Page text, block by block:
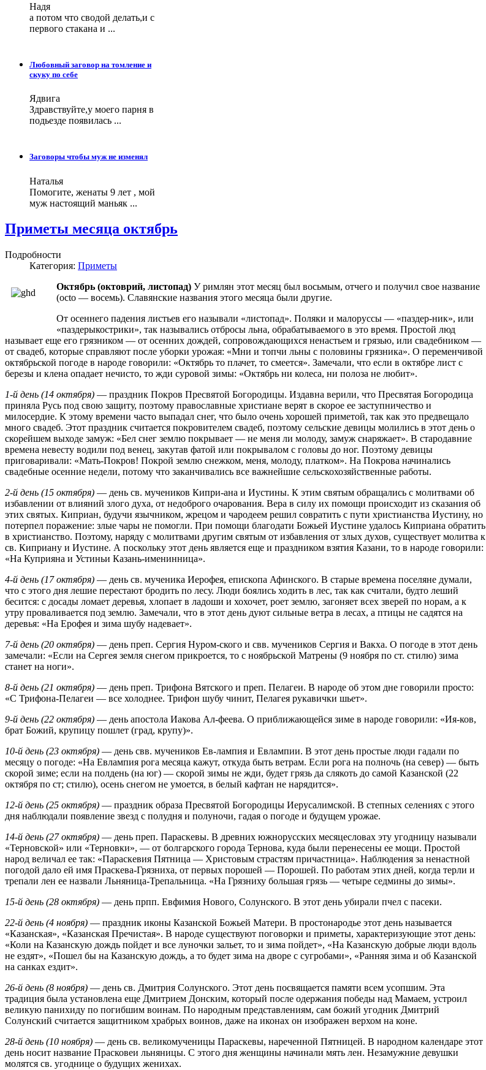
Надя
а потом что сводой делать,и с
первого стакана и ...
Любовный заговор на томление и
скуку по себе
Ядвига
Здравствуйте,у моего парня в
подьезде появилась ...
Заговоры чтобы муж не изменял
Наталья
Помогите, женаты 9 лет , мой
муж настоящий маньяк ...
Приметы месяца октябрь
Подробности
Категория: Приметы
Октябрь (октоврий, листопад) У римлян этот месяц был восьмым, отчего и получил свое название
(octo — восемь). Славянские названия этого месяца были другие.
От осеннего падения листьев его называли «листопад». Поляки и малоруссы — «паздер-ник», или
«паздерыкострики», так назывались отбросы льна, обрабатываемого в это время. Простой люд
называет еще его грязником — от осенних дождей, сопровождающихся ненастьем и грязью, или свадебником —
от свадеб, которые справляют после уборки урожая: «Мни и топчи льны с половины грязника». О переменчивой
октябрьской погоде в народе говорили: «Октябрь то плачет, то смеется». Замечали, что если в октябре лист с
березы и клена опадает нечисто, то жди суровой зимы: «Октябрь ни колеса, ни полоза не любит».
1-й день (14 октября) — праздник Покров Пресвятой Богородицы. Издавна верили, что Пресвятая Богородица
приняла Русь под свою защиту, поэтому православные христиане верят в скорое ее заступничество и
милосердие. К этому времени часто выпадал снег, что было очень хорошей приметой, так как это предвещало
много свадеб. Этот праздник считается покровителем свадеб, поэтому сельские девицы молились в этот день о
скорейшем выходе замуж: «Бел снег землю покрывает — не меня ли молоду, замуж снаряжает». В стародавние
времена невесту водили под венец, закутав фатой или покрывалом с головы до ног. Поэтому девицы
приговаривали: «Мать-Покров! Покрой землю снежком, меня, молоду, платком». На Покрова начинались
свадебные осенние недели, потому что заканчивались все важнейшие сельскохозяйственные работы.
2-й день (15 октября) — день св. мучеников Кипри-ана и Иустины. К этим святым обращались с молитвами об
избавлении от влияний злого духа, от недоброго очарования. Вера в силу их помощи происходит из сказания об
этих святых. Киприан, будучи язычником, жрецом и чародеем решил совратить с пути христианства Иустину, но
потерпел поражение: злые чары не помогли. При помощи благодати Божьей Иустине удалось Киприана обратить
в христианство. Поэтому, наряду с молитвами другим святым от избавления от злых духов, существует молитва к
св. Киприану и Иустине. А поскольку этот день является еще и праздником взятия Казани, то в народе говорили:
«На Куприяна и Устиньи Казань-именинница».
4-й день (17 октября) — день св. мученика Иерофея, епископа Афинского. В старые времена поселяне думали,
что с этого дня лешие перестают бродить по лесу. Люди боялись ходить в лес, так как считали, будто леший
бесится: с досады ломает деревья, хлопает в ладоши и хохочет, роет землю, загоняет всех зверей по норам, а к
утру проваливается под землю. Замечали, что в этот день дуют сильные ветра в лесах, а птицы не садятся на
деревья: «На Ерофея и зима шубу надевает».
7-й день (20 октября) — день преп. Сергия Нуром-ского и свв. мучеников Сергия и Вакха. О погоде в этот день
замечали: «Если на Сергея земля снегом прикроется, то с ноябрьской Матрены (9 ноября по ст. стилю) зима
станет на ноги».
8-й день (21 октября) — день преп. Трифона Вятского и преп. Пелагеи. В народе об этом дне говорили просто:
«С Трифона-Пелагеи — все холоднее. Трифон шубу чинит, Пелагея рукавички шьет».
9-й день (22 октября) — день апостола Иакова Ал-феева. О приближающейся зиме в народе говорили: «Ия-ков,
брат Божий, крупицу пошлет (град, крупу)».
10-й день (23 октября) — день свв. мучеников Ев-лампия и Евлампии. В этот день простые люди гадали по
месяцу о погоде: «На Евлампия рога месяца кажут, откуда быть ветрам. Если рога на полночь (на север) — быть
скорой зиме; если на полдень (на юг) — скорой зимы не жди, будет грязь да слякоть до самой Казанской (22
октября по ст; стилю), осень снегом не умоется, в белый кафтан не нарядится».
12-й день (25 октября) — праздник образа Пресвятой Богородицы Иерусалимской. В степных селениях с этого
дня наблюдали появление звезд с полудня и полуночи, гадая о погоде и будущем урожае.
14-й день (27 октября) — день преп. Параскевы. В древних южнорусских месяцесловах эту угодницу называли
«Терновской» или «Терновки», — от болгарского города Тернова, куда были перенесены ее мощи. Простой
народ величал ее так: «Параскевия Пятница — Христовым страстям причастница». Наблюдения за ненастной
погодой дало ей имя Праскева-Грязниха, от первых порошей — Порошей. По работам этих дней, когда терли и
трепали лен ее назвали Льняница-Трепальница. «На Грязниху большая грязь — четыре седмины до зимы».
15-й день (28 октября) — день прпп. Евфимия Нового, Солунского. В этот день убирали пчел с пасеки.
22-й день (4 ноября) — праздник иконы Казанской Божьей Матери. В простонародье этот день называется
«Казанская», «Казанская Пречистая». В народе существуют поговорки и приметы, характеризующие этот день:
«Коли на Казанскую дождь пойдет и все луночки зальет, то и зима пойдет», «На Казанскую добрые люди вдоль
не ездят», «Пошел бы на Казанскую дождь, а то будет зима на дворе с сугробами», «Ранняя зима и об Казанской
на санках ездит».
26-й день (8 ноября) — день св. Дмитрия Солунского. Этот день посвящается памяти всем усопшим. Эта
традиция была установлена еще Дмитрием Донским, который после одержания победы над Мамаем, устроил
великую панихиду по погибшим воинам. По народным представлениям, сам божий угодник Дмитрий
Солунский считается защитником храбрых воинов, даже на иконах он изображен верхом на коне.
28-й день (10 ноября) — день св. великомученицы Параскевы, нареченной Пятницей. В народном календаре этот
день носит название Прасковеи льняницы. С этого дня женщины начинали мять лен. Незамужние девушки
молятся св. угоднице о будущих женихах.